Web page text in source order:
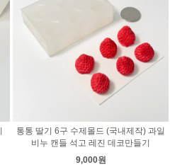
통통 딸기 6구 수제몰드 (국내제작) 과일
비누 캔들 석고 레진 데코만들기
9,000원